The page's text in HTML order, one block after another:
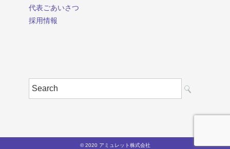
代表ごあいさつ
採用情報
© 2020 アミュレット株式会社